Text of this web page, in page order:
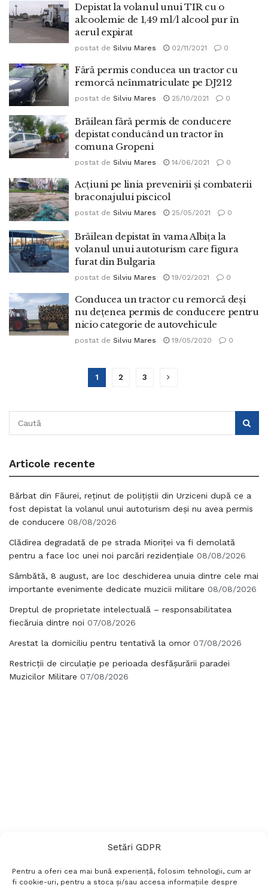
Setări GDPR
Pentru a oferi cea mai bună experiență, folosim tehnologii, cum ar
fi cookie-uri, pentru a stoca și/sau accesa informațiile despre
Depistat la volanul unui TIR cu o
alcoolemie de 1,49 ml/l alcool pur în
aerul expirat
postat de Silviu Mares 02/11/2021 0
Fără permis conducea un tractor cu
remorcă neînmatriculate pe DJ212
postat de Silviu Mares 25/10/2021 0
Brăilean fără permis de conducere
depistat conducând un tractor în
comuna Gropeni
postat de Silviu Mares 14/06/2021 0
Acţiuni pe linia prevenirii şi combaterii
braconajului piscicol
postat de Silviu Mares 25/05/2021 0
Brăilean depistat în vama Albița la
volanul unui autoturism care figura
furat din Bulgaria
postat de Silviu Mares 19/02/2021 0
Conducea un tractor cu remorcă deși
nu dețenea permis de conducere pentru
nicio categorie de autovehicule
postat de Silviu Mares 19/05/2020 0
1 2 3
Articole recente
Bărbat din Făurei, reținut de polițiștii din Urziceni după ce a
fost depistat la volanul unui autoturism deși nu avea permis
de conducere 08/08/2026
Clădirea degradată de pe strada Mioriței va fi demolată
pentru a face loc unei noi parcări rezidențiale 08/08/2026
Sâmbătă, 8 august, are loc deschiderea unuia dintre cele mai
importante evenimente dedicate muzicii militare 08/08/2026
Dreptul de proprietate intelectuală – responsabilitatea
fiecăruia dintre noi 07/08/2026
Arestat la domiciliu pentru tentativă la omor 07/08/2026
Restricții de circulație pe perioada desfășurării paradei
Muzicilor Militare 07/08/2026